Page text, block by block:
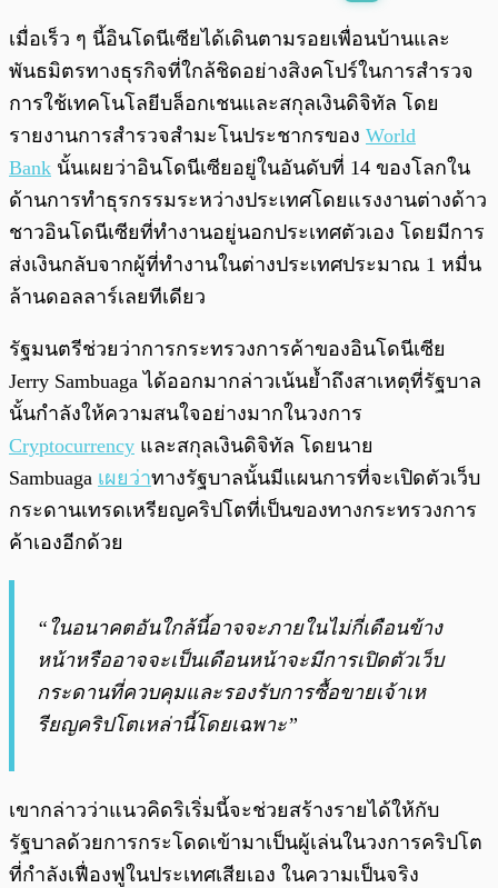
พร้อมเล่น 0:00
เมื่อเร็ว ๆ นี้อินโดนีเซียได้เดินตามรอยเพื่อนบ้านและ
พันธมิตรทางธุรกิจที่ใกล้ชิดอย่างสิงคโปร์ในการสำรวจ
การใช้เทคโนโลยีบล็อกเชนและสกุลเงินดิจิทัล โดย
รายงานการสำรวจสำมะโนประชากรของ World
Bank นั้นเผยว่าอินโดนีเซียอยู่ในอันดับที่ 14 ของโลกใน
ด้านการทำธุรกรรมระหว่างประเทศโดยแรงงานต่างด้าว
ชาวอินโดนีเซียที่ทำงานอยู่นอกประเทศตัวเอง โดยมีการ
ส่งเงินกลับจากผู้ที่ทำงานในต่างประเทศประมาณ 1 หมื่น
ล้านดอลลาร์เลยทีเดียว
รัฐมนตรีช่วยว่าการกระทรวงการค้าของอินโดนีเซีย
Jerry Sambuaga ได้ออกมากล่าวเน้นย้ำถึงสาเหตุที่รัฐบาล
นั้นกำลังให้ความสนใจอย่างมากในวงการ
Cryptocurrency และสกุลเงินดิจิทัล โดยนาย
Sambuaga เผยว่าทางรัฐบาลนั้นมีแผนการที่จะเปิดตัวเว็บ
กระดานเทรดเหรียญคริปโตที่เป็นของทางกระทรวงการ
ค้าเองอีกด้วย
“ในอนาคตอันใกล้นี้อาจจะภายในไม่กี่เดือนข้าง
หน้าหรืออาจจะเป็นเดือนหน้าจะมีการเปิดตัวเว็บ
กระดานที่ควบคุมและรองรับการซื้อขายเจ้าเห
รียญคริปโตเหล่านี้โดยเฉพาะ”
เขากล่าวว่าแนวคิดริเริ่มนี้จะช่วยสร้างรายได้ให้กับ
รัฐบาลด้วยการกระโดดเข้ามาเป็นผู้เล่นในวงการคริปโต
ที่กำลังเฟื่องฟูในประเทศเสียเอง ในความเป็นจริง